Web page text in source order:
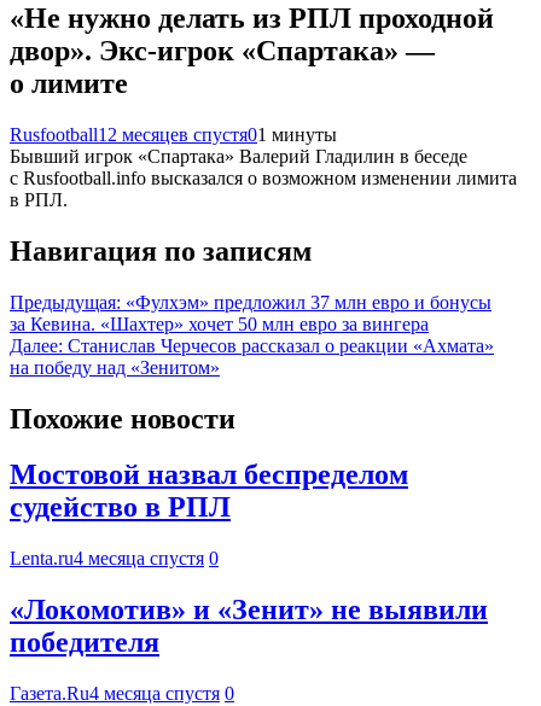
«Не нужно делать из РПЛ проходной
двор». Экс-игрок «Спартака» —
о лимите
Rusfootball12 месяцев спустя01 минуты
Бывший игрок «Спартака» Валерий Гладилин в беседе
с Rusfootball.info высказался о возможном изменении лимита
в РПЛ.
Навигация по записям
Предыдущая: «Фулхэм» предложил 37 млн евро и бонусы
за Кевина. «Шахтер» хочет 50 млн евро за вингера
Далее: Станислав Черчесов рассказал о реакции «Ахмата»
на победу над «Зенитом»
Похожие новости
Мостовой назвал беспределом
судейство в РПЛ
Lenta.ru4 месяца спустя 0
«Локомотив» и «Зенит» не выявили
победителя
Газета.Ru4 месяца спустя 0